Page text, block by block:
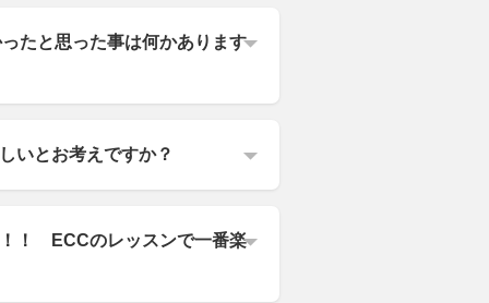
たと思った事は何かあります
いとお考えですか？
！ ECCのレッスンで一番楽